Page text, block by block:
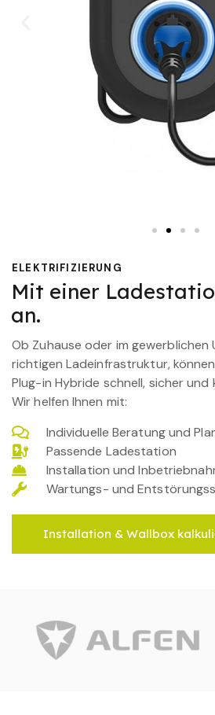
ELEKTRIFIZIERUNG
Mit einer
an.
Ob Zuhause oder im gewerblichen
richtigen Ladeinfrastruktur,
Plug-in Hybride schnell, sicher
Wir helfen Ihnen mit:
Individuelle Beratung und
Passende Ladestation
Installation und
Wartungs- und
Installation & Wallbox